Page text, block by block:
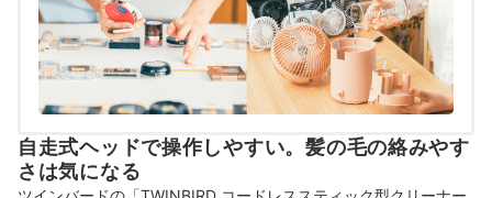
自走式ヘッドで操作しやすい。髪の毛の絡みやす
さは気になる